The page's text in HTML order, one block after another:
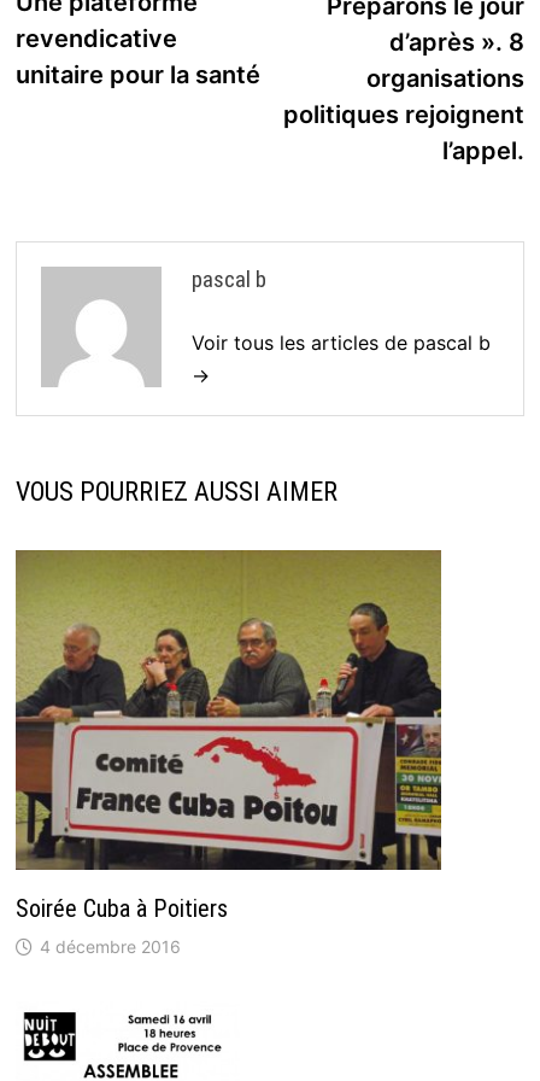
l’article
revendicative
unitaire pour la santé
Préparons le jour
d’après ». 8
organisations
politiques rejoignent
l’appel.
pascal b
Voir tous les articles de pascal b
→
VOUS POURRIEZ AUSSI AIMER
Soirée Cuba à Poitiers
4 décembre 2016